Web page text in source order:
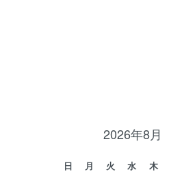
2026年8月
日 月 火 水 木